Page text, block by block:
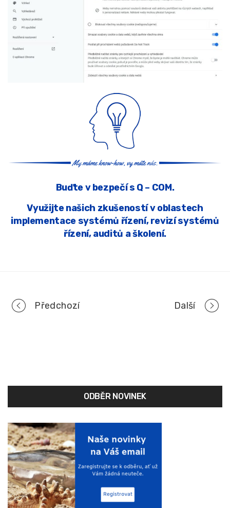
Buďte v bezpečí s Q – COM.
Využijte našich zkušeností v oblastech
implementace systémů řízení, revizí systémů
řízení, auditů a školení.
Portfolio
Předchozí Další
ODBĚR NOVINEK